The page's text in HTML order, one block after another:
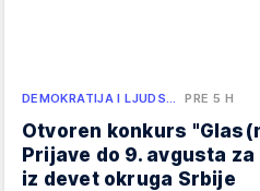
DEMOKRATIJA I LJUDS… PRE 5 H
Otvoren konkurs
Prijave do 9. avgusta
iz devet okruga Srbije